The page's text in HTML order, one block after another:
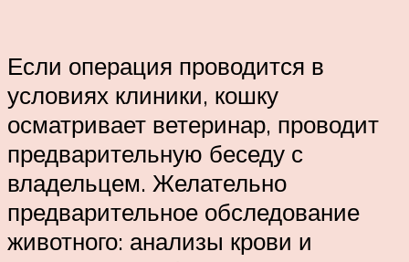
Если операция проводится в
условиях клиники, кошку
осматривает ветеринар, проводит
предварительную беседу с
владельцем. Желательно
предварительное обследование
животного: анализы крови и